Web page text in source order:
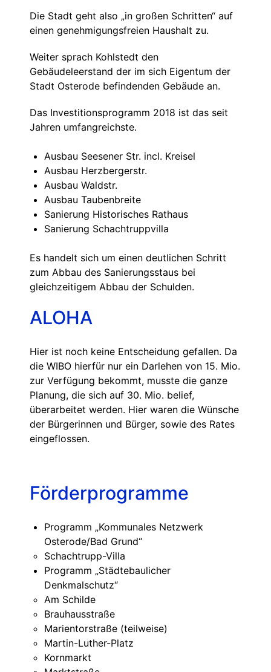
Die Stadt geht also „in großen Schritten“ auf
einen genehmigungsfreien Haushalt zu.
Weiter sprach Kohlstedt den
Gebäudeleerstand der im sich Eigentum der
Stadt Osterode befindenden Gebäude an.
Das Investitionsprogramm 2018 ist das seit
Jahren umfangreichste.
Ausbau Seesener Str. incl. Kreisel
Ausbau Herzbergerstr.
Ausbau Waldstr.
Ausbau Taubenbreite
Sanierung Historisches Rathaus
Sanierung Schachtruppvilla
Es handelt sich um einen deutlichen Schritt
zum Abbau des Sanierungsstaus bei
gleichzeitigem Abbau der Schulden.
ALOHA
Hier ist noch keine Entscheidung gefallen. Da
die WIBO hierfür nur ein Darlehen von 15. Mio.
zur Verfügung bekommt, musste die ganze
Planung, die sich auf 30. Mio. belief,
überarbeitet werden. Hier waren die Wünsche
der Bürgerinnen und Bürger, sowie des Rates
eingeflossen.
Förderprogramme
Programm „Kommunales Netzwerk
Osterode/Bad Grund“
Schachtrupp-Villa
Programm „Städtebaulicher
Denkmalschutz“
Am Schilde
Brauhausstraße
Marientorstraße (teilweise)
Martin-Luther-Platz
Kornmarkt